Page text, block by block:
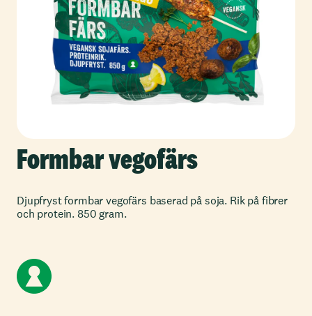
Formbar vegofärs
Djupfryst formbar vegofärs baserad på soja. Rik på fibrer
och protein. 850 gram.